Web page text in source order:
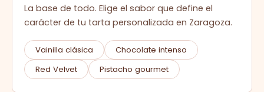
La base de todo. Elige el sabor que define el
carácter de tu tarta personalizada en Zaragoza.
Vainilla clásica
Chocolate intenso
Red Velvet
Pistacho gourmet